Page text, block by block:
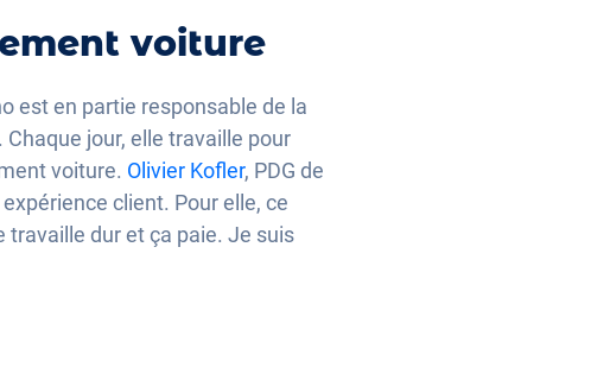
voiture
est en partie responsable de la
Chaque jour, elle travaille pour
voiture. Olivier Kofler, PDG de
client. Pour elle, ce
travaille dur et ça paie. Je suis